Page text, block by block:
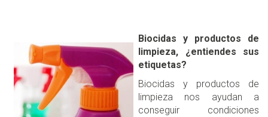
Biocidas y productos de
limpieza, ¿entiendes sus
etiquetas?
Biocidas y productos de
limpieza nos ayudan a
conseguir condiciones